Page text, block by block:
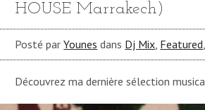
HOUSE Marrakech)
Posté parYounes dans Dj Mix Featured
Découvrez ma dernière sélection